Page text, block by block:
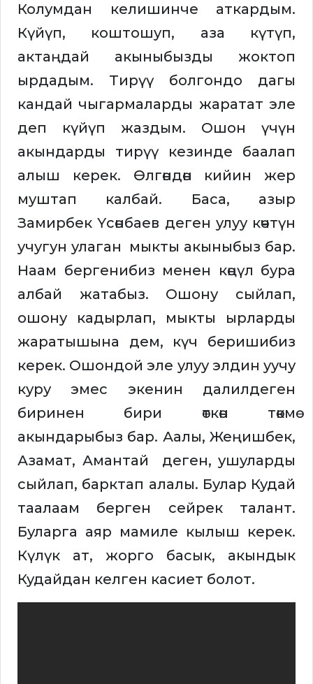
Колумдан келишинче аткардым.
Күйүп, коштошуп, аза күтүп,
актаңдай акыныбызды жоктоп
ырдадым. Тирүү болгондо дагы
кандай чыгармаларды жаратат эле
деп күйүп жаздым. Ошон үчүн
акындарды тирүү кезинде баалап
алыш керек. Өлгөндөн кийин жер
муштап калбай. Баса, азыр
Замирбек Үсөнбаев деген улуу көчтүн
учугун улаган мыкты акыныбыз бар.
Наам бергенибиз менен көңүл бура
албай жатабыз. Ошону сыйлап,
ошону кадырлап, мыкты ырларды
жаратышына дем, күч беришибиз
керек. Ошондой эле улуу элдин уучу
куру эмес экенин далилдеген
биринен бири өткөн төкмө
акындарыбыз бар. Аалы, Жеңишбек,
Азамат, Амантай деген, ушуларды
сыйлап, барктап алалы. Булар Кудай
таалаам берген сейрек талант.
Буларга аяр мамиле кылыш керек.
Күлүк ат, жорго басык, акындык
Кудайдан келген касиет болот.